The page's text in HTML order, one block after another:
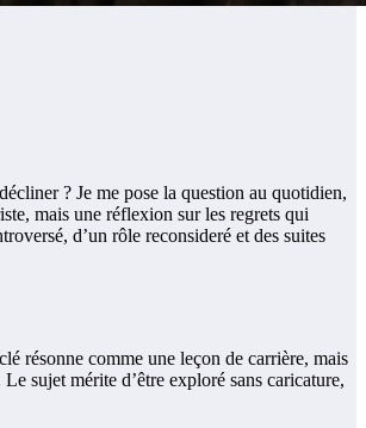
? Je me pose la question au quotidien,
mais une réflexion sur les regrets qui
d’un rôle reconsideré et des suites
résonne comme une leçon de carrière, mais
sujet mérite d’être exploré sans caricature,